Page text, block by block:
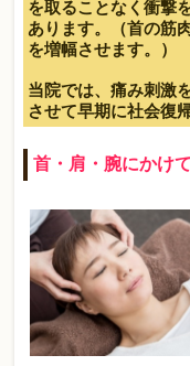
を取ることなく衝撃
あります。（首の筋
を増幅させます。）
当院では、痛み刺激
させて早期に社会復
首・肩・腕にかけ